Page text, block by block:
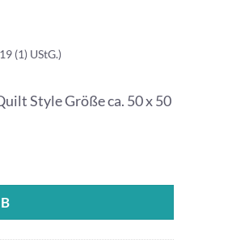
(1) UStG.)
Style Größe ca. 50 x 50